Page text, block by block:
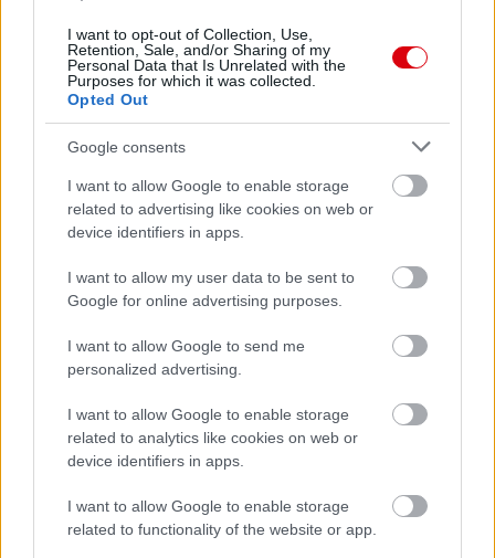
I want to opt-out of Collection, Use,
Retention, Sale, and/or Sharing of my
Personal Data that Is Unrelated with the
Purposes for which it was collected.
Opted Out
Google consents
I want to allow Google to enable storage
related to advertising like cookies on web or
device identifiers in apps.
I want to allow my user data to be sent to
Google for online advertising purposes.
I want to allow Google to send me
personalized advertising.
I want to allow Google to enable storage
related to analytics like cookies on web or
device identifiers in apps.
I want to allow Google to enable storage
related to functionality of the website or app.
ELŐZŐ MÉRKŐZÉSEK
Támogatás
Támogasd adományoddal
a ManUtdFanatics.hu működését!
Kapcsolódó hírek
DAVID DE GEA